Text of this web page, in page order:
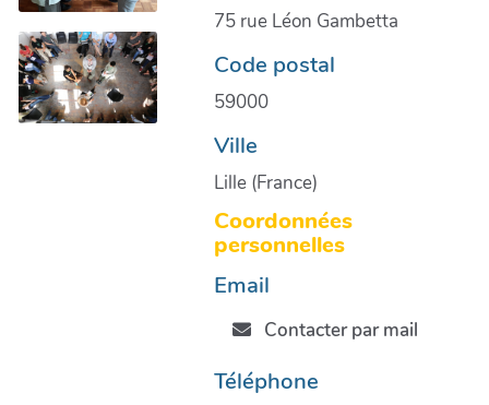
75 rue Léon Gambetta
Code postal
59000
Ville
Lille (France)
Coordonnées
personnelles
Email
Contacter par mail
Téléphone